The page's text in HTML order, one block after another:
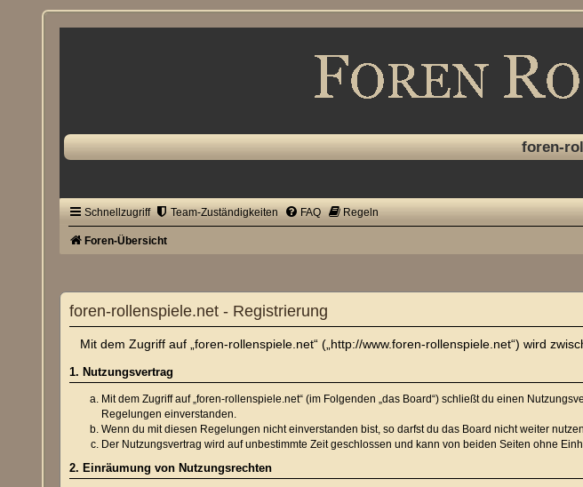
foren-
Schnellzugriff Team-Zuständigkeiten FAQ Regeln
Foren-Übersicht
foren-rollenspiele.net - Registrierung
Mit dem Zugriff auf „foren-rollenspiele.net“ („http://www.foren-rollenspiele.net“) wird
1. Nutzungsvertrag
Mit dem Zugriff auf „foren-rollenspiele.net“ (im Folgenden „das Board“) schließt du einen
Regelungen einverstanden.
Wenn du mit diesen Regelungen nicht einverstanden bist, so darfst du das Board nicht weiter
Der Nutzungsvertrag wird auf unbestimmte Zeit geschlossen und kann von beiden Seiten ohne
2. Einräumung von Nutzungsrechten